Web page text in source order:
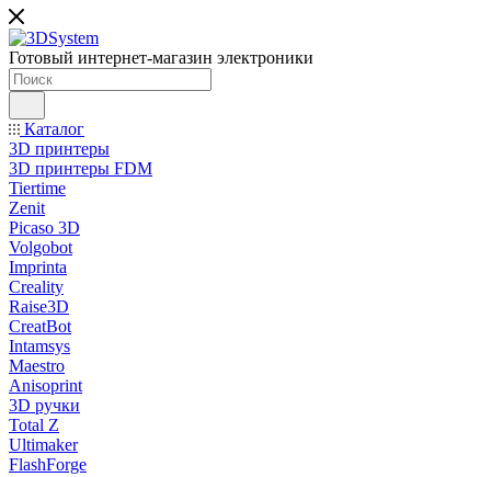
Готовый интернет-магазин электроники
Каталог
3D принтеры
3D принтеры FDM
Tiertime
Zenit
Picaso 3D
Volgobot
Imprinta
Creality
Raise3D
CreatBot
Intamsys
Maestro
Anisoprint
3D ручки
Total Z
Ultimaker
FlashForge